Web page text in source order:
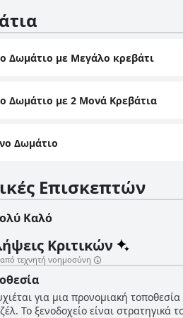
Δωμάτιο με Μεγάλο κρεβάτι
Δωμάτιο με 2 Μονά Κρεβάτια
Δωμάτιο
Επισκεπτών
Καλό
Κριτικών
τεχνητή νοημοσύνη
για μια προνομιακή
Το ξενοδοχείο είναι